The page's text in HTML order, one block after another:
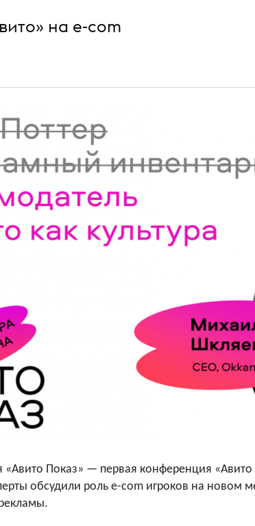
на e-com
«Авито Показ» — первая конференция
обсудили роль e-com игроков на новом